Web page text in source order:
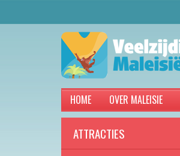
HOME OVER MALEISIE
ATTRACTIES